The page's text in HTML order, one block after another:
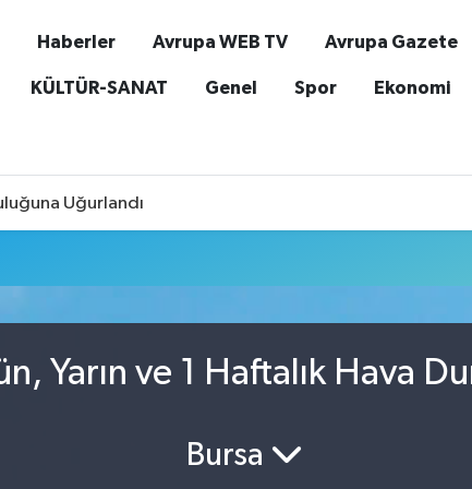
Haberler Avrupa WEB TV Avrupa Gazete
KÜLTÜR-SANAT Genel Spor Ekonomi
Uğurlandı
Yarın ve 1 Haftalık Hava
Bursa